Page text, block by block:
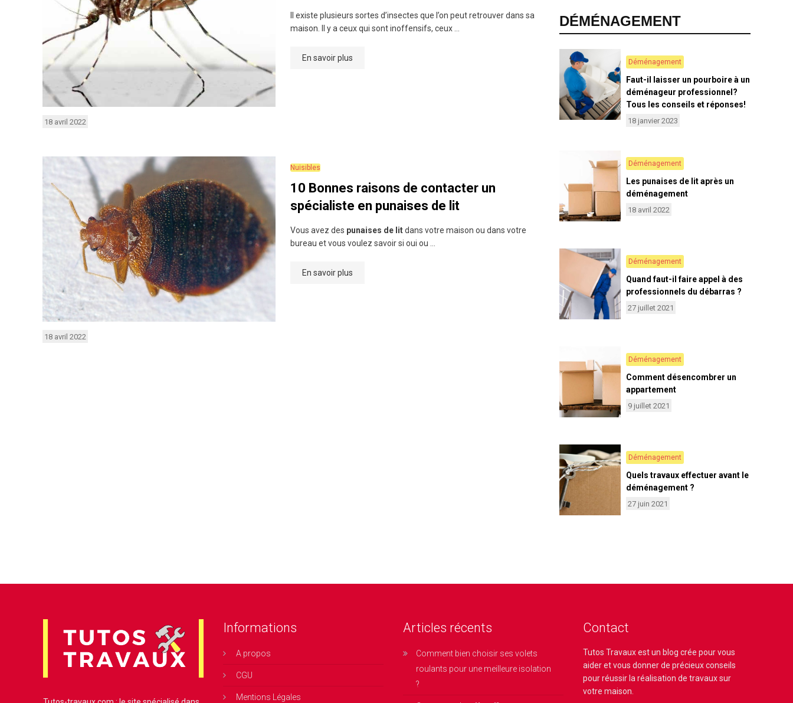
Il existe plusieurs sortes d’insectes que l’on peut retrouver dans sa
maison. Il y a ceux qui sont inoffensifs, ceux …
En savoir plus
18 avril 2022
Nuisibles
10 Bonnes raisons de contacter un
spécialiste en punaises de lit
Vous avez des punaises de litdans votre maison ou dans votre
bureau et vous voulez savoir si oui ou …
En savoir plus
18 avril 2022
DÉMÉNAGEMENT
Déménagement
Faut-il laisser un pourboire à un
déménageur professionnel?
Tous les conseils et réponses!
18 janvier 2023
Déménagement
Les punaises de lit après un
déménagement
18 avril 2022
Déménagement
Quand faut-il faire appel à des
professionnels du débarras ?
27 juillet 2021
Déménagement
Comment désencombrer un
appartement
9 juillet 2021
Déménagement
Quels travaux effectuer avant le
déménagement ?
27 juin 2021
Informations
A propos
CGU
Mentions Légales
Articles récents
Comment bien choisir ses volets
roulants pour une meilleure isolation
?
Contact
Tutos Travauxest un blog crée pour vous
aider et vous donner de précieux conseils
pour réussir la réalisation de travaux sur
votre maison.